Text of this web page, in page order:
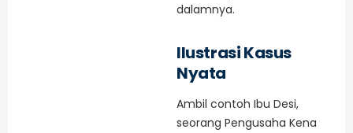
dalamnya.
Ilustrasi Kasus
Nyata
Ambil contoh Ibu Desi,
seorang Pengusaha Kena